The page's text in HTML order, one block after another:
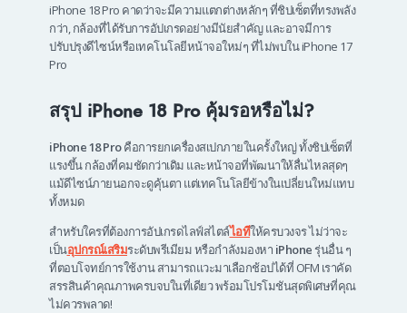
iPhone 18 Pro คาดว่าจะมีความแตกต่างหลักๆ ที่ชิปเซ็ตที่ทรงพลัง
กว่า, กล้องที่ได้รับการอัปเกรดอย่างมีนัยสำคัญ และอาจมีการ
ปรับปรุงดีไซน์หรือเทคโนโลยีหน้าจอใหม่ๆ ที่ไม่พบใน iPhone 17
Pro
สรุป iPhone 18 Pro คุ้มรอหรือไม่?
iPhone 18 Proคือการยกเครื่องสเปกภายในครั้งใหญ่ ทั้งชิปเซ็ตที่
แรงขึ้น กล้องที่คมชัดกว่าเดิม และหน้าจอที่พัฒนาให้ลื่นไหลสุดๆ
แม้ดีไซน์ภายนอกจะดูคุ้นตา แต่เทคโนโลยีข้างในเปลี่ยนใหม่แทบ
ทั้งหมด
สำหรับใครที่ต้องการอัปเกรดไลฟ์สไตล์ไอทีให้ครบวงจร ไม่ว่าจะ
เป็นอุปกรณ์เสริมระดับพรีเมียม หรือกำลังมองหา iPhoneรุ่นอื่น ๆ
ที่ตอบโจทย์การใช้งาน สามารถแวะมาเลือกช้อปได้ที่ OFM เราคัด
สรรสินค้าคุณภาพครบจบในที่เดียว พร้อมโปรโมชันสุดพิเศษที่คุณ
ไม่ควรพลาด!